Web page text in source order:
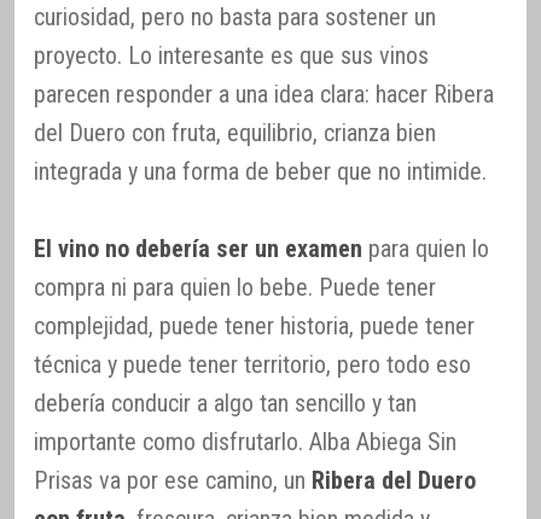
curiosidad, pero no basta para sostener un
proyecto. Lo interesante es que sus vinos
parecen responder a una idea clara: hacer Ribera
del Duero con fruta, equilibrio, crianza bien
integrada y una forma de beber que no intimide.
El vino no debería ser un examen para quien lo
compra ni para quien lo bebe. Puede tener
complejidad, puede tener historia, puede tener
técnica y puede tener territorio, pero todo eso
debería conducir a algo tan sencillo y tan
importante como disfrutarlo. Alba Abiega Sin
Prisas va por ese camino, un Ribera del Duero